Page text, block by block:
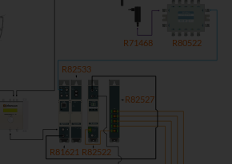
R82533
R81621 R82522
R82527
R71468 R80522